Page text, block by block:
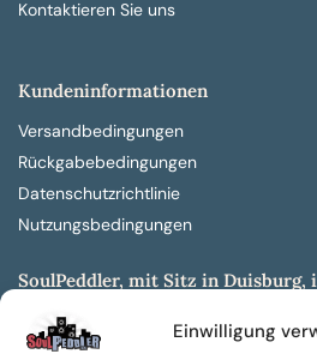
Einwilligung
Kontaktieren Sie uns
Kundeninformationen
Versandbedingungen
Rückgabebedingungen
Datenschutzrichtlinie
Nutzungsbedingungen
SoulPeddler, mit Sitz in Duisburg,
entwickelt aus dem SoulPeddler